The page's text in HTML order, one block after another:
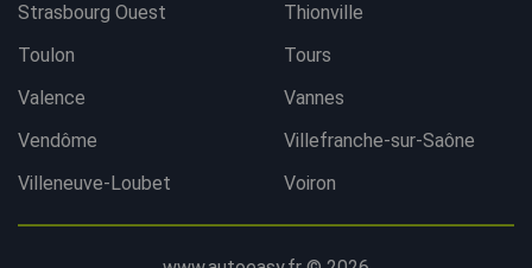
Strasbourg Ouest
Thionville
Toulon
Tours
Valence
Vannes
Vendôme
Villefranche-sur-Saône
Villeneuve-Loubet
Voiron